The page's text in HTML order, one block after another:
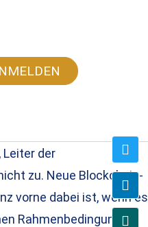
Leiter der
zu. Neue Blockchain-
vorne dabei ist, wenn es
Rahmenbedingungen